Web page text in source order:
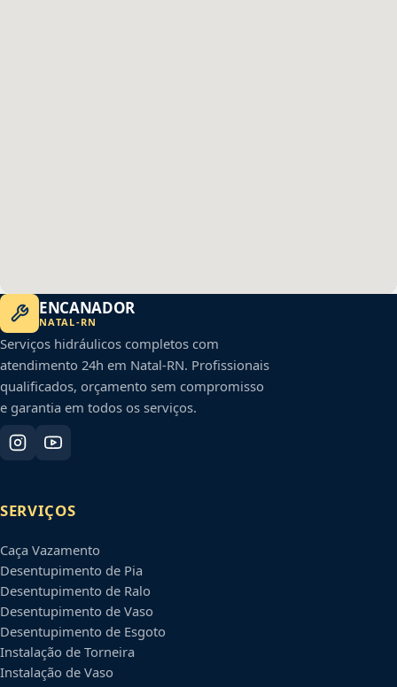
ENCANADOR
NATAL-RN
Serviços hidráulicos completos com
atendimento 24h em Natal-RN. Profissionais
qualificados, orçamento sem compromisso
e garantia em todos os serviços.
SERVIÇOS
Caça Vazamento
Desentupimento de Pia
Desentupimento de Ralo
Desentupimento de Vaso
Desentupimento de Esgoto
Instalação de Torneira
Instalação de Vaso